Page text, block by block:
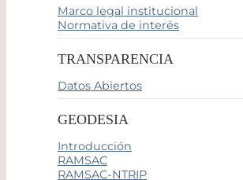
Marco legal institucional
Normativa de interés
TRANSPARENCIA
Datos Abiertos
GEODESIA
Introducción
RAMSAC
RAMSAC-NTRIP